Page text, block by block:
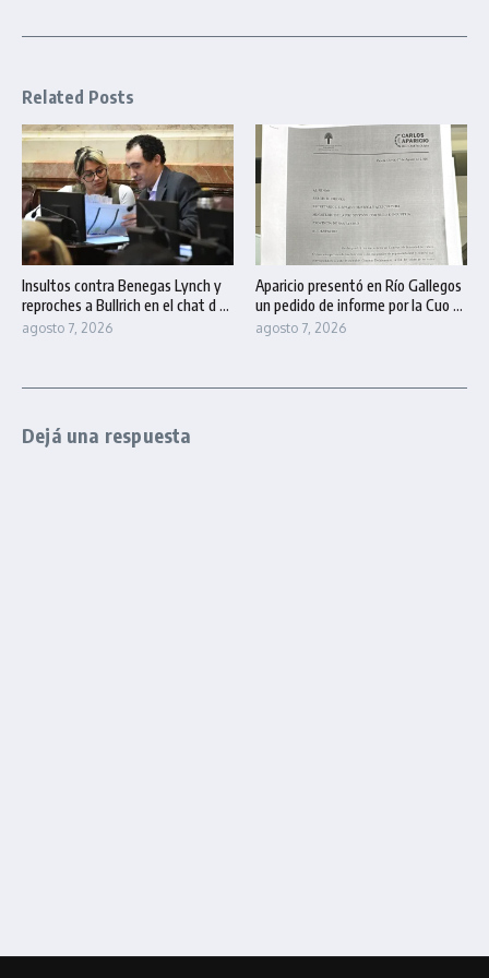
Related Posts
Insultos contra Benegas Lynch y
reproches a Bullrich en el chat d ...
agosto 7, 2026
Aparicio presentó en Río Gallegos
un pedido de informe por la Cuo ...
agosto 7, 2026
Dejá una respuesta